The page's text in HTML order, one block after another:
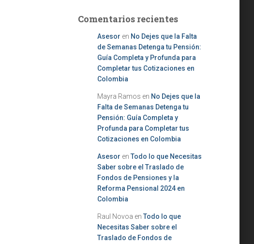
Comentarios recientes
Asesor en No Dejes que la Falta
de Semanas Detenga tu Pensión:
Guía Completa y Profunda para
Completar tus Cotizaciones en
Colombia
Mayra Ramos en No Dejes que la
Falta de Semanas Detenga tu
Pensión: Guía Completa y
Profunda para Completar tus
Cotizaciones en Colombia
Asesor en Todo lo que Necesitas
Saber sobre el Traslado de
Fondos de Pensiones y la
Reforma Pensional 2024 en
Colombia
Raul Novoa en Todo lo que
Necesitas Saber sobre el
Traslado de Fondos de